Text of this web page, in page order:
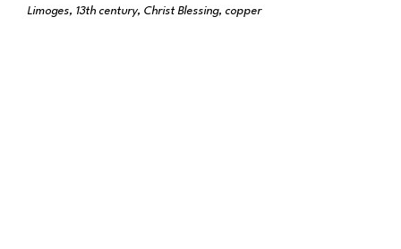
Limoges, 13th century, Christ Blessing, copper